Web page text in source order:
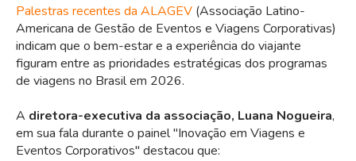
Palestras recentes da ALAGEV (Associação Latino-
Americana de Gestão de Eventos e Viagens Corporativas)
indicam que o bem-estar e a experiência do viajante
figuram entre as prioridades estratégicas dos programas
de viagens no Brasil em 2026.
A diretora-executiva da associação, Luana Nogueira,
em sua fala durante o painel "Inovação em Viagens e
Eventos Corporativos" destacou que: